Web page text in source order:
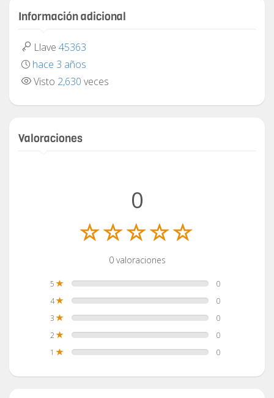
Información adicional
Llave 45363
hace 3 años
Visto 2,630 veces
Valoraciones
0
0 valoraciones
5
0
4
0
3
0
2
0
1
0